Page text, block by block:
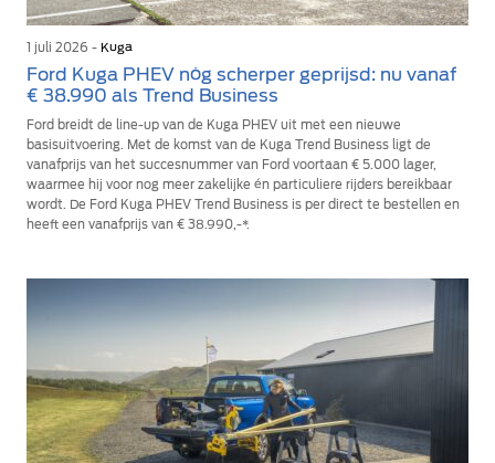
1 juli 2026 - Kuga
Ford Kuga PHEV nóg scherper geprijsd: nu vanaf
€ 38.990 als Trend Business
Ford breidt de line-up van de Kuga PHEV uit met een nieuwe
basisuitvoering. Met de komst van de Kuga Trend Business ligt de
vanafprijs van het succesnummer van Ford voortaan € 5.000 lager,
waarmee hij voor nog meer zakelijke én particuliere rijders bereikbaar
wordt. De Ford Kuga PHEV Trend Business is per direct te bestellen en
heeft een vanafprijs van € 38.990,-*.